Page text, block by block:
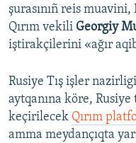
şurasınıñ reis
Qırım vekili Georgiy
iştirakçilerini «ağır
Rusiye Tış işler
aytqanına köre,
keçirilecek Qırım
amma meydançıqta